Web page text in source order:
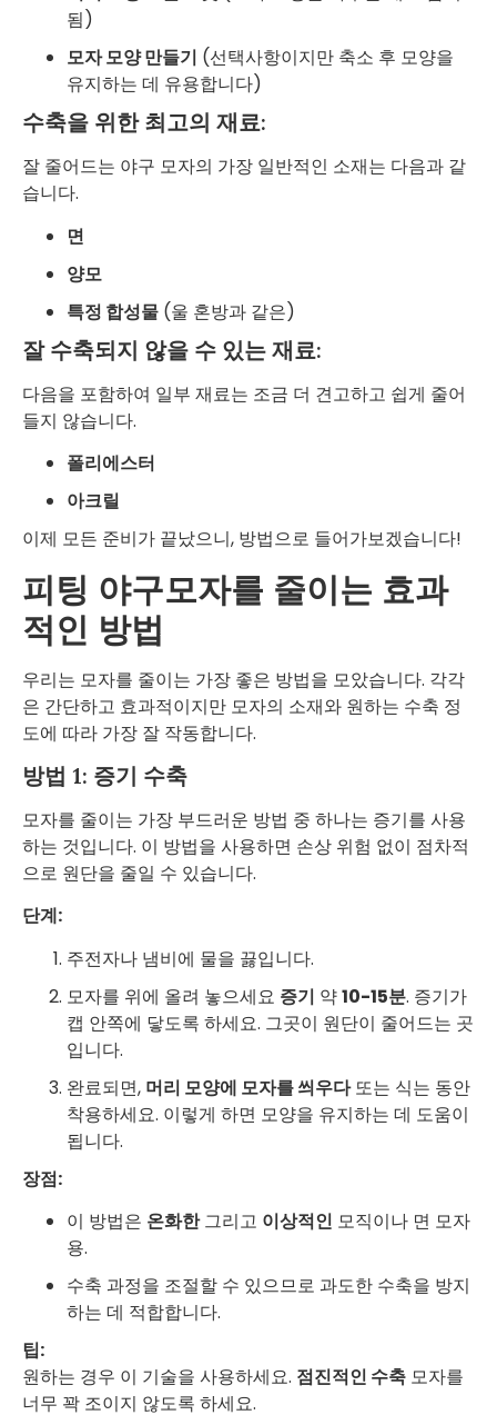
됨)
모자 모양 만들기 (선택사항이지만 축소 후 모양을
유지하는 데 유용합니다)
수축을 위한 최고의 재료:
잘 줄어드는 야구 모자의 가장 일반적인 소재는 다음과 같
습니다.
면
양모
특정 합성물 (울 혼방과 같은)
잘 수축되지 않을 수 있는 재료:
다음을 포함하여 일부 재료는 조금 더 견고하고 쉽게 줄어
들지 않습니다.
폴리에스터
아크릴
이제 모든 준비가 끝났으니, 방법으로 들어가보겠습니다!
피팅 야구모자를 줄이는 효과
적인 방법
우리는 모자를 줄이는 가장 좋은 방법을 모았습니다. 각각
은 간단하고 효과적이지만 모자의 소재와 원하는 수축 정
도에 따라 가장 잘 작동합니다.
방법 1: 증기 수축
모자를 줄이는 가장 부드러운 방법 중 하나는 증기를 사용
하는 것입니다. 이 방법을 사용하면 손상 위험 없이 점차적
으로 원단을 줄일 수 있습니다.
단계:
주전자나 냄비에 물을 끓입니다.
모자를 위에 올려 놓으세요 증기 약10-15분. 증기가
캡 안쪽에 닿도록 하세요. 그곳이 원단이 줄어드는 곳
입니다.
완료되면, 머리 모양에 모자를 씌우다또는 식는 동안
착용하세요. 이렇게 하면 모양을 유지하는 데 도움이
됩니다.
장점:
이 방법은 온화한그리고 이상적인 모직이나 면 모자
용.
수축 과정을 조절할 수 있으므로 과도한 수축을 방지
하는 데 적합합니다.
팁:
원하는 경우 이 기술을 사용하세요. 점진적인 수축 모자를
너무 꽉 조이지 않도록 하세요.